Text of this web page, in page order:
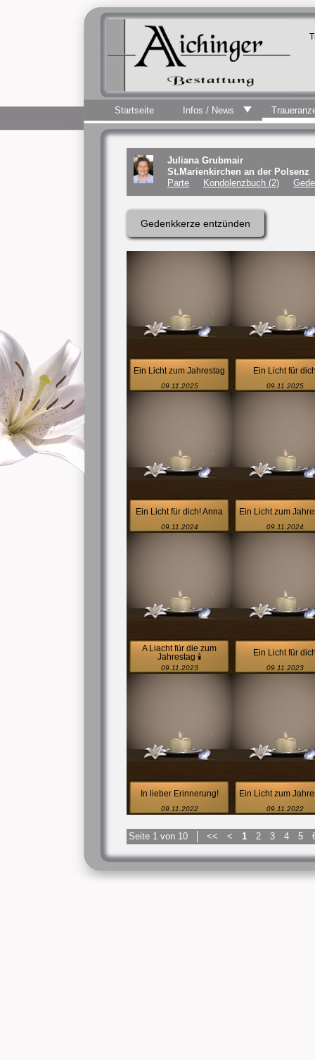
Startseite Infos / News
Juliana Grubmair
St.Marienkirchen an der Polsenz
Parte
Kondolenzbuch (2)
Gedenkkerze entzünden
Ein Licht zum Jahrestag
09.11.2025
Ein Licht für
09.11.2025
Ein Licht für dich! Anna
09.11.2024
Ein Licht zum
09.11.2024
A Liacht für die zum
Jahrestag 🕯️
09.11.2023
Ein Licht für
09.11.2023
In lieber Erinnerung!
09.11.2022
Ein Licht zum
09.11.2022
Seite 1 von 10 << < 1 2 3 4 5